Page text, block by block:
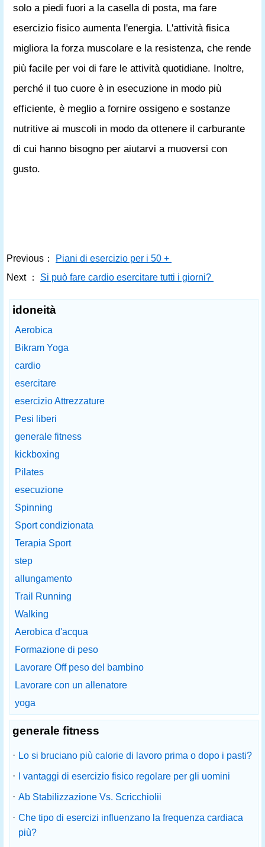
solo a piedi fuori a la casella di posta, ma fare
esercizio fisico aumenta l'energia. L'attività fisica
migliora la forza muscolare e la resistenza, che rende
più facile per voi di fare le attività quotidiane. Inoltre,
perché il tuo cuore è in esecuzione in modo più
efficiente, è meglio a fornire ossigeno e sostanze
nutritive ai muscoli in modo da ottenere il carburante
di cui hanno bisogno per aiutarvi a muoversi con
gusto.
Previous：
Piani di esercizio per i 50 +
Next ：
Si può fare cardio esercitare tutti i giorni?
idoneità
Aerobica
Bikram Yoga
cardio
esercitare
esercizio Attrezzature
Pesi liberi
generale fitness
kickboxing
Pilates
esecuzione
Spinning
Sport condizionata
Terapia Sport
step
allungamento
Trail Running
Walking
Aerobica d'acqua
Formazione di peso
Lavorare Off peso del bambino
Lavorare con un allenatore
yoga
generale fitness
· Lo si bruciano più calorie di lavoro prima o dopo i pasti?
·
I vantaggi di esercizio fisico regolare per gli uomini
· Ab Stabilizzazione Vs. Scricchiolii
· Che tipo di esercizi influenzano la frequenza cardiaca
più?